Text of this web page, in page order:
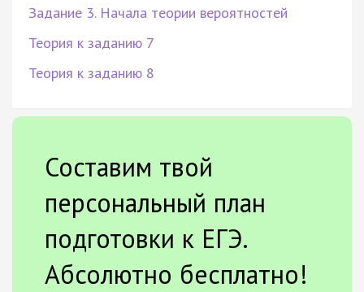
Задание 3. Начала теории вероятностей
Теория к заданию 7
Теория к заданию 8
Составим твой
персональный план
подготовки к ЕГЭ.
Абсолютно бесплатно!